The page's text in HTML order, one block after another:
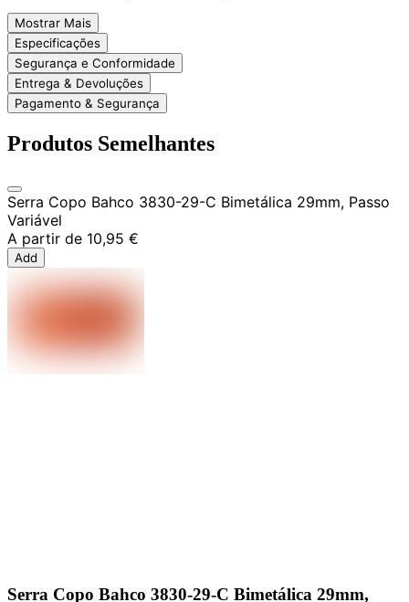
Mostrar Mais
Especificações
Segurança e Conformidade
Entrega & Devoluções
Pagamento & Segurança
Produtos Semelhantes
Serra Copo Bahco 3830-29-C Bimetálica 29mm, Passo
Variável
A partir de 10,95 €
Add
Serra Copo Bahco 3830-29-C Bimetálica 29mm,